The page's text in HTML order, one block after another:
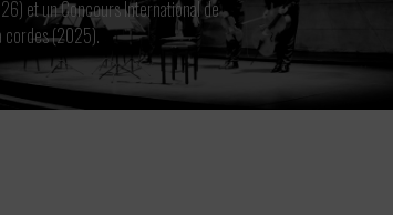
et un Concours International de
cordes (2025).